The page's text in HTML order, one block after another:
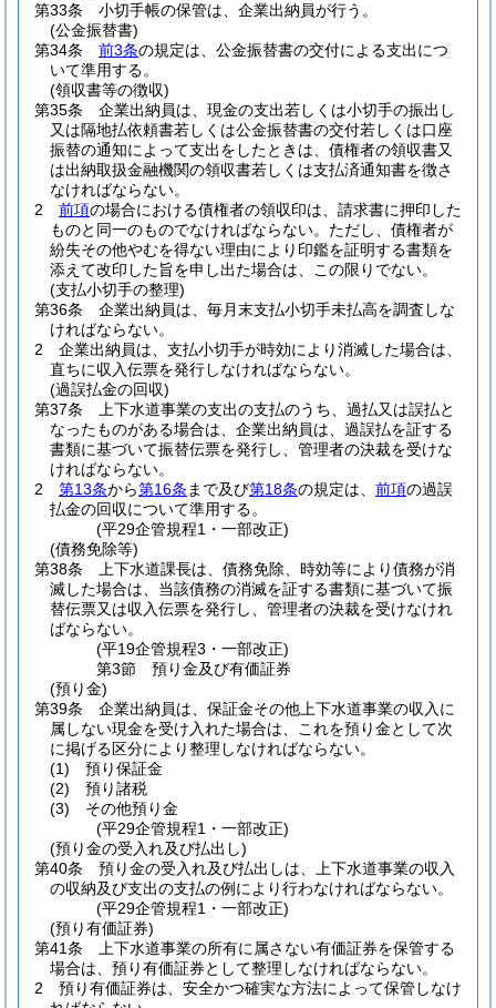
第33条
小切手帳の保管は、企業出納員が行う。
(公金振替書)
第34条
前3条の規定は、公金振替書の交付による支出につ
いて準用する。
(領収書等の徴収)
第35条
企業出納員は、現金の支出若しくは小切手の振出し
又は隔地払依頼書若しくは公金振替書の交付若しくは口座
振替の通知によって支出をしたときは、債権者の領収書又
は出納取扱金融機関の領収書若しくは支払済通知書を徴さ
なければならない。
2
前項の場合における債権者の領収印は、請求書に押印した
ものと同一のものでなければならない。 ただし、債権者が
紛失その他やむを得ない理由により印鑑を証明する書類を
添えて改印した旨を申し出た場合は、この限りでない。
(支払小切手の整理)
第36条
企業出納員は、毎月末支払小切手未払高を調査しな
ければならない。
2
企業出納員は、支払小切手が時効により消滅した場合は、
直ちに収入伝票を発行しなければならない。
(過誤払金の回収)
第37条
上下水道事業の支出の支払のうち、過払又は誤払と
なったものがある場合は、企業出納員は、過誤払を証する
書類に基づいて振替伝票を発行し、管理者の決裁を受けな
ければならない。
2
第13条から第16条 まで及び第18条の規定は、 前項の過誤
払金の回収について準用する。
(平29企管規程1・一部改正)
(債務免除等)
第38条
上下水道課長は、債務免除、時効等により債務が消
滅した場合は、当該債務の消滅を証する書類に基づいて振
替伝票又は収入伝票を発行し、管理者の決裁を受けなけれ
ばならない。
(平19企管規程3・一部改正)
第3節
預り金及び有価証券
(預り金)
第39条
企業出納員は、保証金その他上下水道事業の収入に
属しない現金を受け入れた場合は、これを預り金として次
に掲げる区分により整理しなければならない。
(1)
預り保証金
(2)
預り諸税
(3)
その他預り金
(平29企管規程1・一部改正)
(預り金の受入れ及び払出し)
第40条
預り金の受入れ及び払出しは、上下水道事業の収入
の収納及び支出の支払の例により行わなければならない。
(平29企管規程1・一部改正)
(預り有価証券)
第41条
上下水道事業の所有に属さない有価証券を保管する
場合は、預り有価証券として整理しなければならない。
2
預り有価証券は、安全かつ確実な方法によって保管しなけ